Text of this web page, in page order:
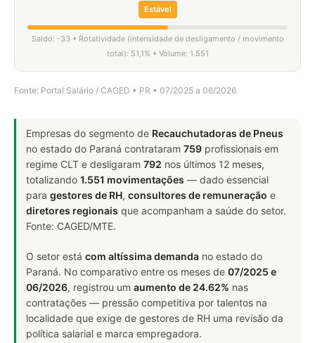
Estável
Saldo: -33 • Rotatividade (intensidade de desligamento / movimento
total): 51,1% • Volume: 1.551
Fonte: Portal Salário / CAGED • PR • 07/2025 a 06/2026
Empresas do segmento de Recauchutadoras de Pneus
no estado do Paraná contrataram 759 profissionais em
regime CLT e desligaram 792 nos últimos 12 meses,
totalizando 1.551 movimentações — dado essencial
para gestores de RH, consultores de remuneração e
diretores regionais que acompanham a saúde do setor.
Fonte: CAGED/MTE.
O setor está com altíssima demanda no estado do
Paraná. No comparativo entre os meses de 07/2025 e
06/2026, registrou um aumento de 24.62% nas
contratações — pressão competitiva por talentos na
localidade que exige de gestores de RH uma revisão da
política salarial e marca empregadora.